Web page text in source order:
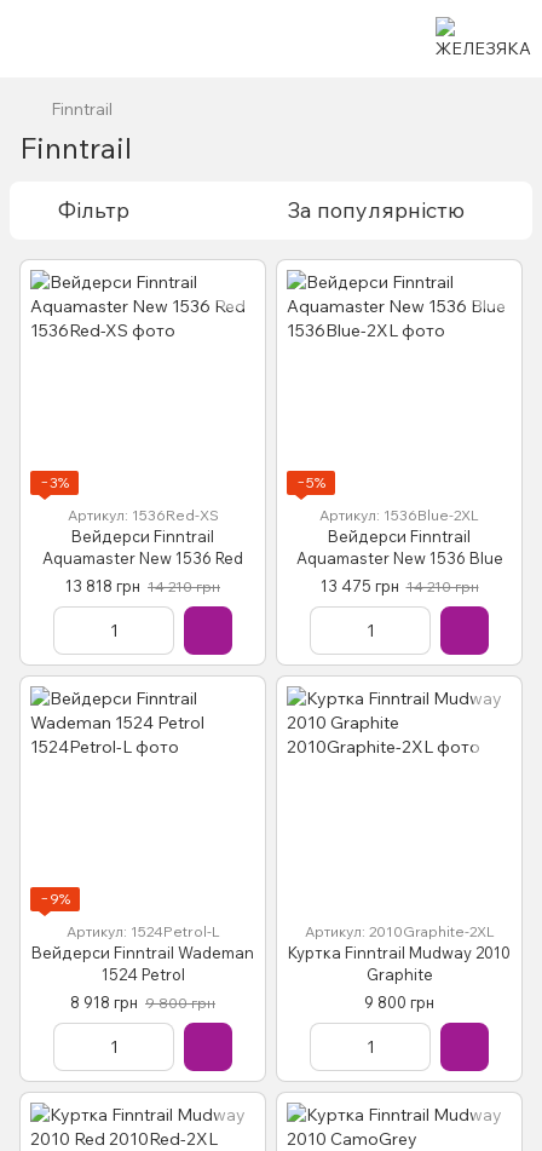
Finntrail
Finntrail
Фільтр За популярністю
−3%
Артикул: 1536Red-XS
Вейдерси Finntrail
Aquamaster New 1536 Red
13 818 грн 14 210 грн
−5%
Артикул: 1536Blue-2XL
Вейдерси Finntrail
Aquamaster New 1536 Blue
13 475 грн 14 210 грн
−9%
Артикул: 1524Petrol-L
Вейдерси Finntrail Wademan
1524 Petrol
8 918 грн 9 800 грн
Артикул: 2010Graphite-2XL
Куртка Finntrail Mudway 2010
Graphite
9 800 грн